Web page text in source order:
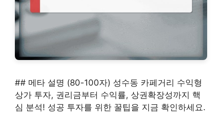
## 메타 설명 (80-100자) 성수동 카페거리 수익형
상가 투자, 권리금부터 수익률, 상권확장성까지 핵
심 분석! 성공 투자를 위한 꿀팁을 지금 확인하세요.